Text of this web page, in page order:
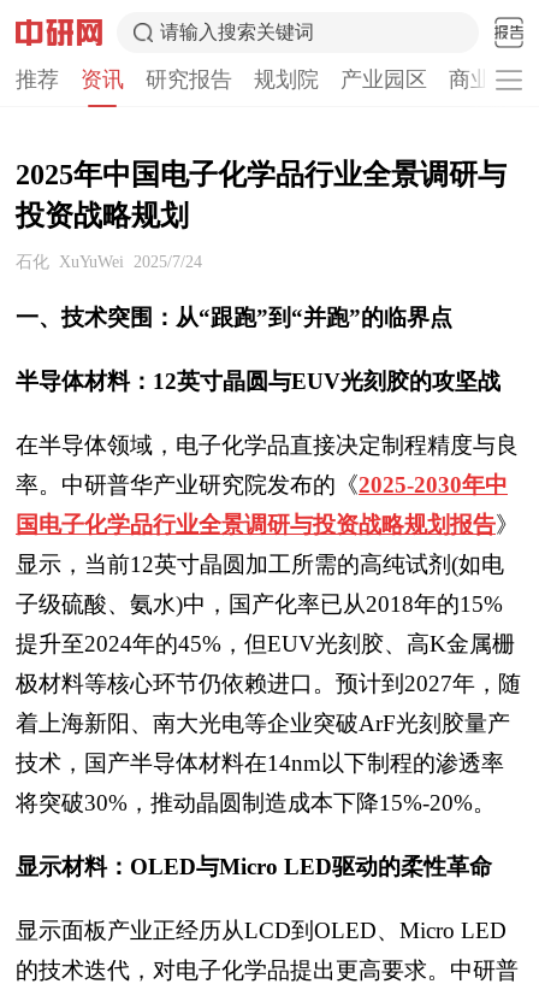
请输入搜索关键词
推荐 资讯 研究报告 规划院 产业园区 商业计
2025年中国电子化学品行业全景调研与
投资战略规划
石化 XuYuWei 2025/7/24
一、技术突围：从“跟跑”到“并跑”的临界点
半导体材料：12英寸晶圆与EUV光刻胶的攻坚战
在半导体领域，电子化学品直接决定制程精度与良
率。中研普华产业研究院发布的《2025-2030年中
国电子化学品行业全景调研与投资战略规划报告》
显示，当前12英寸晶圆加工所需的高纯试剂(如电
子级硫酸、氨水)中，国产化率已从2018年的15%
提升至2024年的45%，但EUV光刻胶、高K金属栅
极材料等核心环节仍依赖进口。预计到2027年，随
着上海新阳、南大光电等企业突破ArF光刻胶量产
技术，国产半导体材料在14nm以下制程的渗透率
将突破30%，推动晶圆制造成本下降15%-20%。
显示材料：OLED与Micro LED驱动的柔性革命
显示面板产业正经历从LCD到OLED、Micro LED
的技术迭代，对电子化学品提出更高要求。中研普